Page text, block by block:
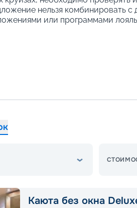
нельзя комбинировать с
или программами
Каюта без окна